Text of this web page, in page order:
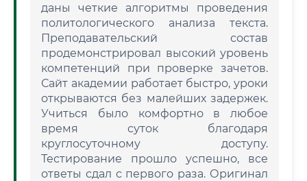
даны четкие алгоритмы проведения
политологического анализа текста.
Преподавательский состав
продемонстрировал высокий уровень
компетенций при проверке зачетов.
Сайт академии работает быстро, уроки
открываются без малейших задержек.
Учиться было комфортно в любое
время суток благодаря
круглосуточному доступу.
Тестирование прошло успешно, все
ответы сдал с первого раза. Оригинал